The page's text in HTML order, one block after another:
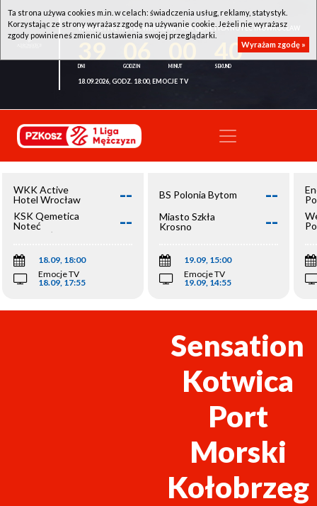
WKK ACTIVE HOTEL WROCŁAW - KSK QEMETICA NOTEĆ INOWROCŁAW
40
18.09.2026, GODZ. 18:00, EMOCJE TV
WKK Active
Hotel Wrocław
--
KSK Qemetica
Noteć
Inowrocław
--
18.09, 18:00
Emocje TV
18.09, 17:55
BS Polonia Bytom --
Miasto Szkła
Krosno
--
19.09, 15:00
Emocje TV
19.09, 14:55
Sensation
Kotwica
Port
Morski
Kołobrzeg
Ta strona używa cookies m.in. w celach: świadczenia usług, reklamy, statystyk.
Korzystając ze strony wyrażasz zgodę na używanie cookie. Jeżeli nie wyrażasz
zgody powinieneś zmienić ustawienia swojej przeglądarki.
Wyrażam zgodę »